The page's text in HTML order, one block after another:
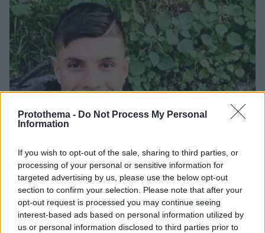
Protothema - Do Not Process My Personal
Information
If you wish to opt-out of the sale, sharing to third parties, or
processing of your personal or sensitive information for
targeted advertising by us, please use the below opt-out
section to confirm your selection. Please note that after your
opt-out request is processed you may continue seeing
interest-based ads based on personal information utilized by
us or personal information disclosed to third parties prior to